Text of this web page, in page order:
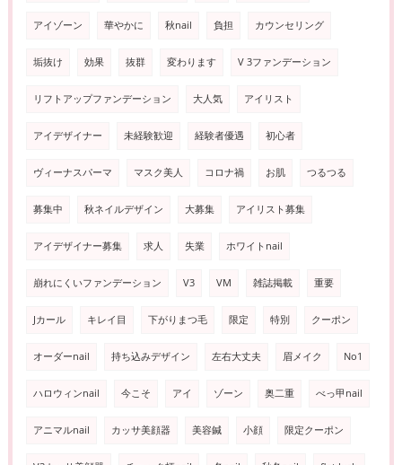
アイゾーン 華やかに 秋nail 負担 カウンセリング
垢抜け 効果 抜群 変わります V 3ファンデーション
リフトアップファンデーション 大人気 アイリスト
アイデザイナー 未経験歓迎 経験者優遇 初心者
ヴィーナスパーマ マスク美人 コロナ禍 お肌 つるつる
募集中 秋ネイルデザイン 大募集 アイリスト募集
アイデザイナー募集 求人 失業 ホワイトnail
崩れにくいファンデーション V3 VM 雑誌掲載 重要
Jカール キレイ目 下がりまつ毛 限定 特別 クーポン
オーダーnail 持ち込みデザイン 左右大丈夫 眉メイク No1
ハロウィンnail 今こそ アイ ゾーン 奥二重 べっ甲nail
アニマルnail カッサ美顔器 美容鍼 小顔 限定クーポン